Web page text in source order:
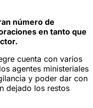
número de
en tanto que
cuenta con varios
agentes ministeriales
y poder dar con
dejado los restos